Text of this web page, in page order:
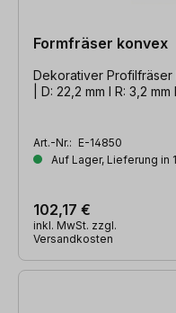
Formfräser konvex
Dekorativer
| D: 22,2 mm l R: 3,2
Art.-Nr.: E-14850
Auf Lager, Lieferung in
102,17 €
inkl. MwSt. zzgl.
Versandkosten